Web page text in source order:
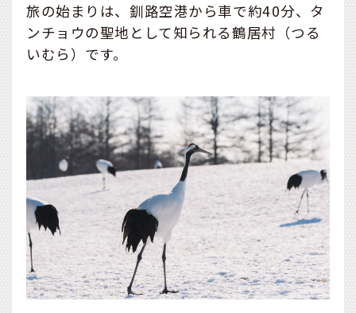
旅の始まりは、釧路空港から車で約40分、タ
ンチョウの聖地として知られる鶴居村（つる
いむら）です。